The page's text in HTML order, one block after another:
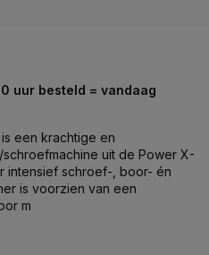
uur besteld = vandaag
is een krachtige en
uit de Power X-
intensief schroef-, boor- én
is voorzien van een
m